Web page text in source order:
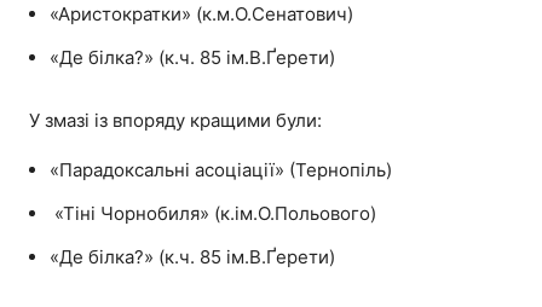
«Аристократки» (к.м.О.Сенатович)
«Де білка?» (к.ч. 85 ім.В.Ґерети)
У змазі із впоряду кращими були:
«Парадоксальні асоціації» (Тернопіль)
«Тіні Чорнобиля» (к.ім.О.Польового)
«Де білка?» (к.ч. 85 ім.В.Ґерети)